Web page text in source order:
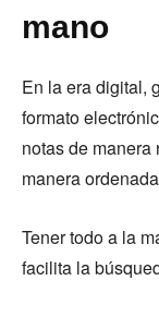
mano
En la era digital,
formato
notas de
manera
Tener todo a la
facilita la